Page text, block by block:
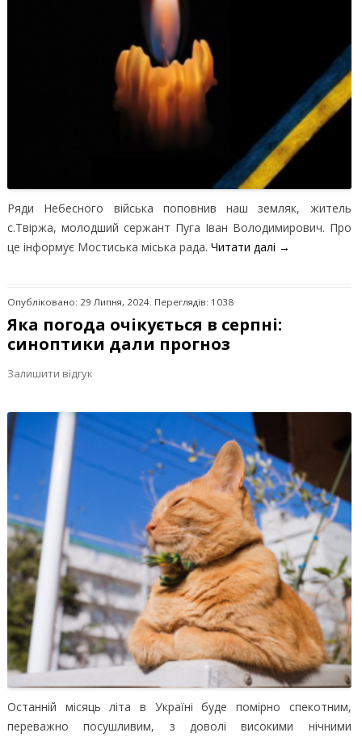
Ряди Небесного війська поповнив наш земляк, житель
с.Твіржа, молодший сержант Пуга Іван Володимирович. Про
це інформує Мостиська міська рада. Читати далі →
Опубліковано: 29 Липня, 2024. Переглядів: 1038
Яка погода очікується в серпні:
синоптики дали прогноз
Залишити відгук
Останній місяць літа в Україні буде помірно спекотним,
переважно посушливим, з доволі високими нічними